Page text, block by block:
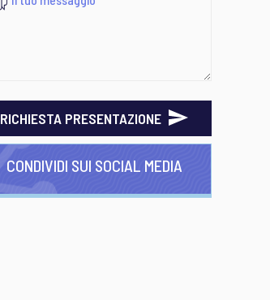
RICHIESTA PRESENTAZIONE
CONDIVIDI SUI SOCIAL MEDIA